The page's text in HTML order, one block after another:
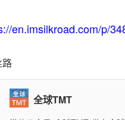
en.imsilkroad.com/p/
路
全球TMT